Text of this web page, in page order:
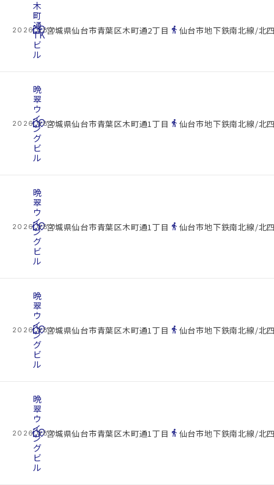
2026.08.09
cottage
木
町
通
TK
ビ
ル
location_on宮城県仙台市青葉区木町通2丁目 directions_walk 仙台市地下鉄南北線/北
2026.08.09
cottage
晩
翠
ウ
イ
ン
グ
ビ
ル
location_on宮城県仙台市青葉区木町通1丁目 directions_walk 仙台市地下鉄南北線/北
2026.08.09
cottage
晩
翠
ウ
イ
ン
グ
ビ
ル
location_on宮城県仙台市青葉区木町通1丁目 directions_walk 仙台市地下鉄南北線/北
2026.08.09
cottage
晩
翠
ウ
イ
ン
グ
ビ
ル
location_on宮城県仙台市青葉区木町通1丁目 directions_walk 仙台市地下鉄南北線/北
2026.08.09
cottage
晩
翠
ウ
イ
ン
グ
ビ
ル
location_on宮城県仙台市青葉区木町通1丁目 directions_walk 仙台市地下鉄南北線/北